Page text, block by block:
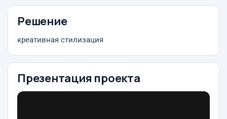
Решение
креативная стилизация
Презентация проекта